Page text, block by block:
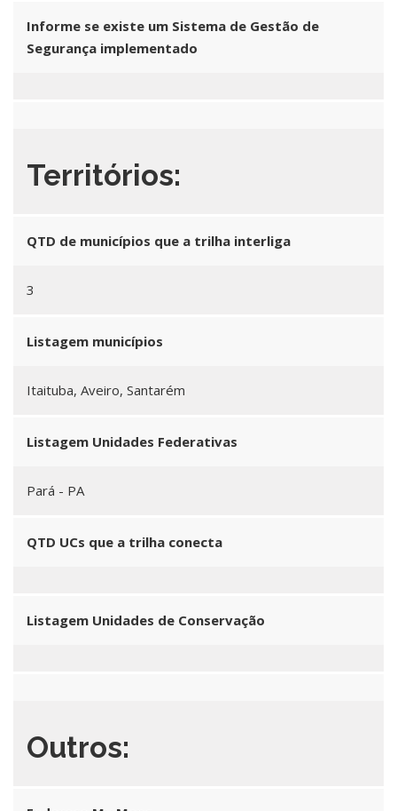
Informe se existe um Sistema de Gestão de
Segurança implementado
Territórios:
QTD de municípios que a trilha interliga
3
Listagem municípios
Itaituba, Aveiro, Santarém
Listagem Unidades Federativas
Pará - PA
QTD UCs que a trilha conecta
Listagem Unidades de Conservação
Outros: